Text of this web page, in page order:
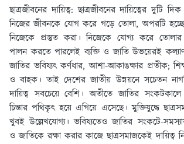
ছাত্রজীবনের দায়িত্ব: ছাত্রজীবনের দায়িত্বের দুটি
নিজের জীবনকে যােগ করে গড়ে তােলা, অপরটি
নিজেকে প্রস্তুত করা। নিজেকে যােগ্য করে
পালন করতে পারলেই ব্যক্তি ও জাতি উভয়েরই
জাতির ভবিষ্যৎ কর্ণধার, আশা-আকাঙক্ষার প্রতীক;
ও বাহক। তাই দেশের জাতীয় উন্নয়নে সচেতন
দায়িত্ব সবচেয়ে বেশি। অতীতে জাতির সংকটকালে
চিন্তার পথিকৃৎ হয়ে এগিয়ে এসেছে। মুক্তিযুদ্ধে
খুবই উল্লেখযােগ্য। ভবিষ্যতেও জাতির সংকটে-
ও জাতিকে রক্ষা করার কাজে ছাত্রসমাজকেই দায়িত্ব